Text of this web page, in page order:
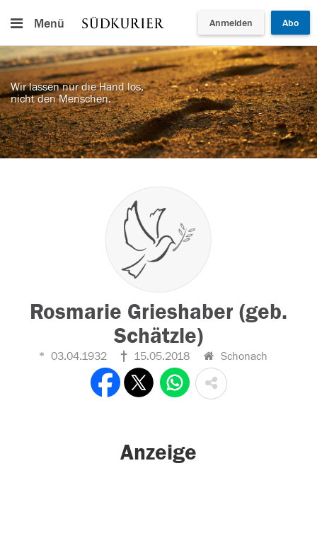
Menü Anmelden Abo
Wir lassen nur die Hand los,
nicht den Menschen.
Rosmarie Grieshaber (geb.
Schätzle)
03.04.1932 15.05.2018 Schonach
Anzeige